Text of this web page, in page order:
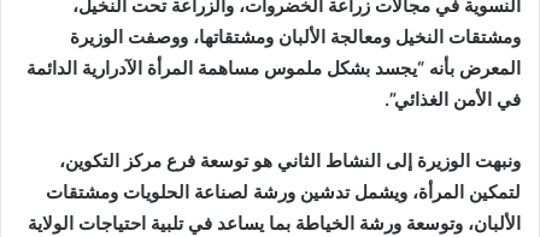
النسوية في مجالات زراعة الخضروات، والزراعة تحت النخيل،
ومشتقات النخيل ومعالجة الألبان ومشتقاتها، ووصفت الوزيرة
المعرض بأنه “يجسد بشكل ملموس مساهمة المرأة الآدرارية الدائمة
في الأمن الغذائي”.
ونبهت الوزيرة إلى النشاط الثاني هو توسعة فرع مركز التكوين،
لتمكين المرأة، ويشمل تدشين ورشة لصناعة الحلويات ومشتقات
الألبان، وتوسعة ورشة الخياطة بما يساعد في تلبية احتياجات الولاية